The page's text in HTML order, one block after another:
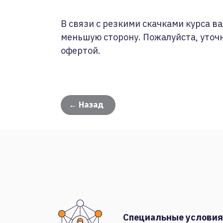
В связи с резкими скачками курса
меньшую сторону. Пожалуйста,
офертой.
← Назад
Специальные условия